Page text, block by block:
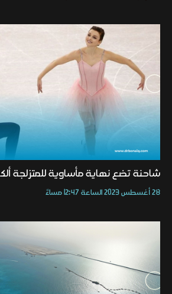
شاحنة تضع نهاية مأساوية للمتزلجة
28 أغسطس 2023 الساعة 12:47 مساءً